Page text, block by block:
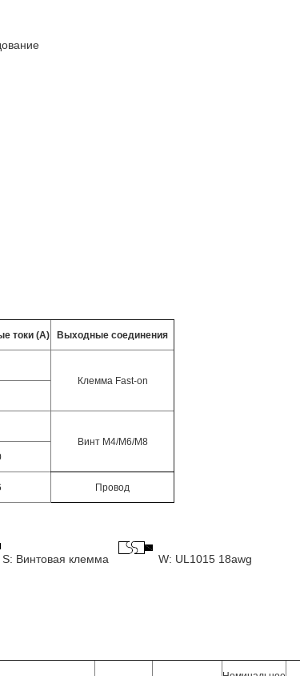
токи (A) Выходные соединения
Клемма Fast-on
Винт M4/M6/M8
Провод
S: Винтовая клемма W: UL1015 18awg